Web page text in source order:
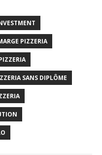
PIZZERIA
SANS DIPLÔME